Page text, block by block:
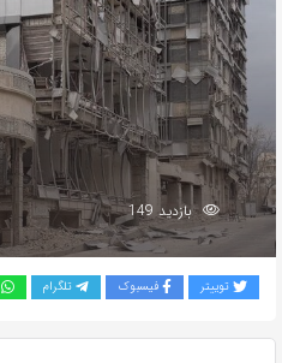
بازدید 149
توییتر فیسبوک تلگرام